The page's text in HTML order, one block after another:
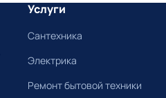
Услуги
Сантехника
Электрика
Ремонт бытовой техники